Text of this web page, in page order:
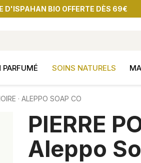
D'ISPAHAN BIO OFFERTE DÈS 69€
PARFUMÉ SOINS NATURELS
· ALEPPO SOAP CO
PIERRE
Aleppo